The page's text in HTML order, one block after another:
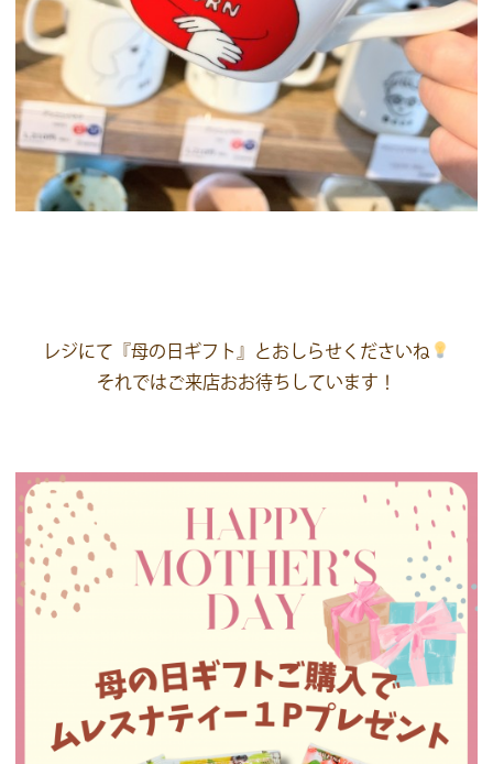
レジにて『母の日ギフト』とおしらせくださいね
それではご来店おお待ちしています！